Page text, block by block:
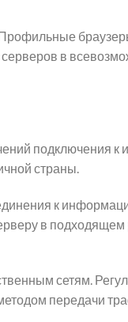
в
подключения к
страны.
к
в подходящем
сетям.
передачи